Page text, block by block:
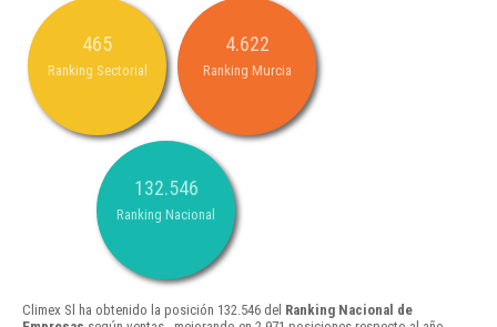
465
Ranking Sectorial
4.622
Ranking Murcia
132.546
Ranking Nacional
Climex Sl ha obtenido la posición 132.546 del Ranking Nacional de